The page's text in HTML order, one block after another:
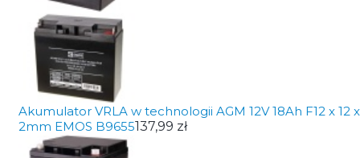
Akumulator VRLA w technologii AGM 12V 18Ah F12 x 12 x
2mm EMOS B9655137,99 zł